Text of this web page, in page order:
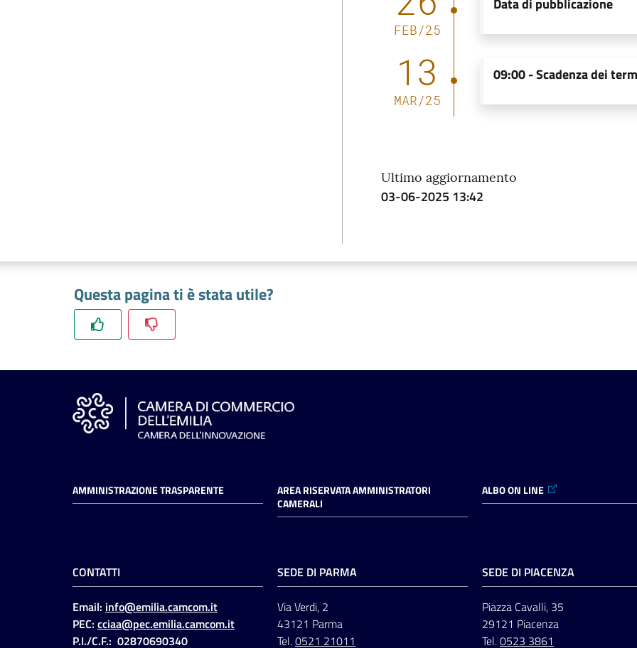
FEB/25
Data di pubblicazione
13
MAR/25
09:00-Scadenza dei
Ultimo aggiornamento
03-06-2025 13:42
Questa pagina ti è stata utile?
AMMINISTRAZIONE TRASPARENTE
AREA RISERVATA AMMINISTRATORI
CAMERALI
ALBO ON LINE
CONTATTI
Email: info@emilia.camcom.it
PEC: cciaa@pec.emilia.camcom.it
P.I./C.F.: 02870690340
SEDE DI PARMA
Via Verdi, 2
43121 Parma
Tel.0521 21011
SEDE DI PIACENZA
Piazza Cavalli, 35
29121 Piacenza
Tel.0523 3861